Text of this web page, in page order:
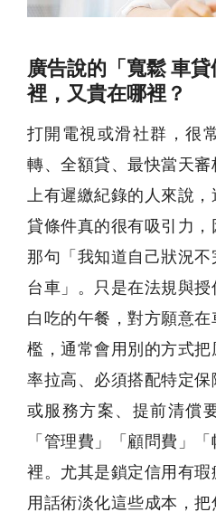
廣告說的「寬鬆 車
裡，又貴在哪裡？
打開電視或滑社群，很
轉、全額貸、最快當天
上有遲繳紀錄的人來說
貸條件真的很有吸引力
那句「我知道自己狀況
台車」。只是在法規與
白吃的午餐，對方願意
檻，通常會用別的方式把
率拉高、必須搭配特定
或服務方案、提前清償
「管理費」「顧問費」
裡。尤其是鎖定信用有
用話術淡化這些成本，